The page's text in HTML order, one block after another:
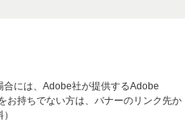
合には、Adobe社が提供するAdobe
お持ちでない方は、バナーのリンク先か